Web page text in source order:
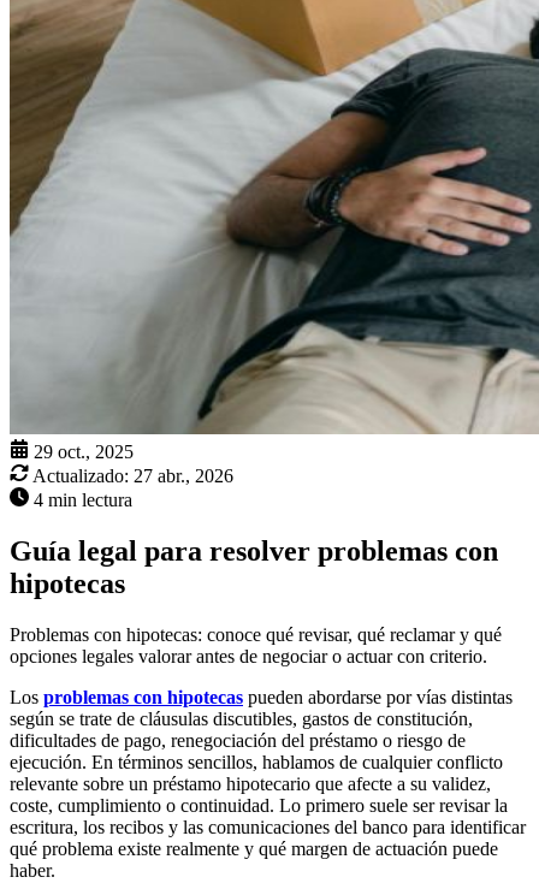
29 oct., 2025
Actualizado: 27 abr., 2026
4 min lectura
Guía legal para resolver problemas con
hipotecas
Problemas con hipotecas: conoce qué revisar, qué reclamar y qué
opciones legales valorar antes de negociar o actuar con criterio.
Los problemas con hipotecas pueden abordarse por vías distintas
según se trate de cláusulas discutibles, gastos de constitución,
dificultades de pago, renegociación del préstamo o riesgo de
ejecución. En términos sencillos, hablamos de cualquier conflicto
relevante sobre un préstamo hipotecario que afecte a su validez,
coste, cumplimiento o continuidad. Lo primero suele ser revisar la
escritura, los recibos y las comunicaciones del banco para identificar
qué problema existe realmente y qué margen de actuación puede
haber.